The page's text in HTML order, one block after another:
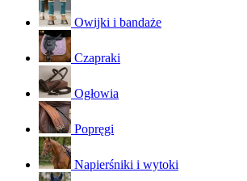
Owijki i bandaże
Czapraki
Ogłowia
Popręgi
Napierśniki i wytoki